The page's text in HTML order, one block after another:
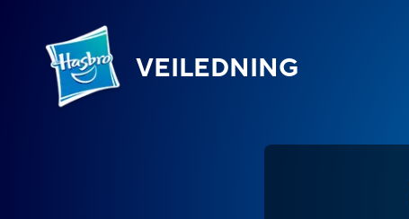
VEILEDNING